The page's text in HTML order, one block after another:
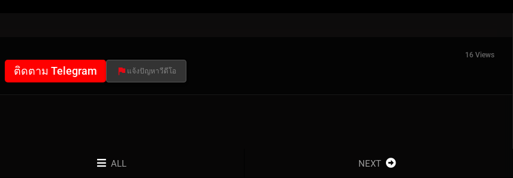
16 Views
ติดตาม Telegram แจ้งปัญหาวีดีโอ
ALL NEXT